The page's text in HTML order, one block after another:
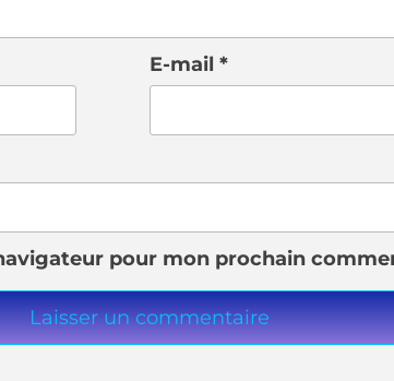
E-mail *
pour mon prochain